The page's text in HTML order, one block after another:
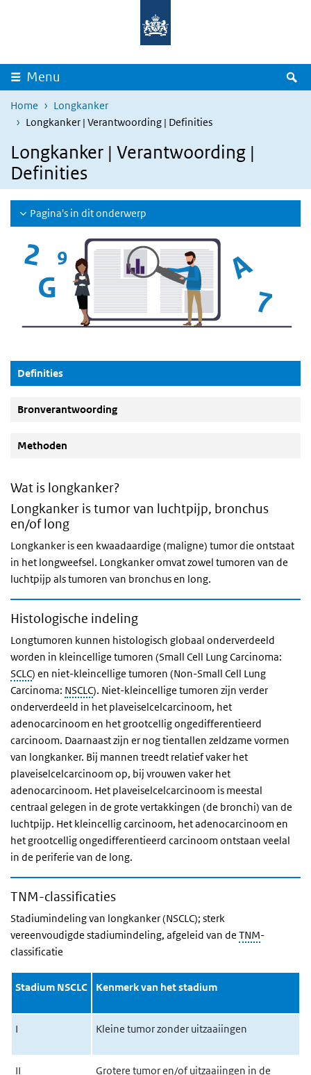
Overslaan en naar de inhoud gaan
Menu
Home
Longkanker
Longkanker | Verantwoording | Definities
Longkanker | Verantwoording |
Definities
Pagina's in dit onderwerp
Definities(Actieve knop)
Bronverantwoording
Methoden
Wat is longkanker?
Longkanker is tumor van luchtpijp, bronchus
en/of long
Longkanker is een kwaadaardige (maligne) tumor die ontstaat
in het longweefsel. Longkanker omvat zowel tumoren van de
luchtpijp als tumoren van bronchus en long.
Histologische indeling
Longtumoren kunnen histologisch globaal onderverdeeld
worden in kleincellige tumoren (Small Cell Lung Carcinoma:
SCLC) en niet-kleincellige tumoren (Non-Small Cell Lung
Carcinoma: NSCLC). Niet-kleincellige tumoren zijn verder
onderverdeeld in het plaveiselcelcarcinoom, het
adenocarcinoom en het grootcellig ongedifferentieerd
carcinoom. Daarnaast zijn er nog tientallen zeldzame vormen
van longkanker. Bij mannen treedt relatief vaker het
plaveiselcelcarcinoom op, bij vrouwen vaker het
adenocarcinoom. Het plaveiselcelcarcinoom is meestal
centraal gelegen in de grote vertakkingen (de bronchi) van de
luchtpijp. Het kleincellig carcinoom, het adenocarcinoom en
het grootcellig ongedifferentieerd carcinoom ontstaan veelal
in de periferie van de long.
TNM-classificaties
Stadiumindeling van longkanker (NSCLC); sterk
vereenvoudigde stadiumindeling, afgeleid van de TNM-
classificatie
Stadium NSCLC Kenmerk van het stadium
I Kleine tumor zonder uitzaaiingen
II
Grotere tumor en/of uitzaaiingen in de